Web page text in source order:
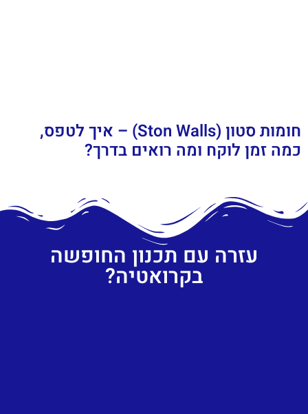
חומות סטון (Ston Walls) – איך לטפס,
כמה זמן לוקח ומה רואים בדרך?
עזרה עם תכנון החופשה
בקרואטיה?